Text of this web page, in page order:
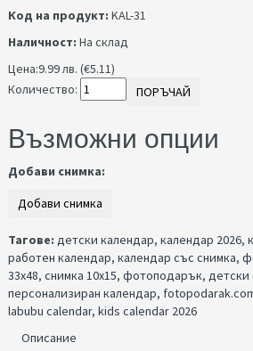
Код на продукт: KAL-31
Наличност: На склад
Цена:9.99 лв. (€5.11)
Количество:
ПОРЪЧАЙ
Възможни опции
Добави снимка:
Тагове: детски календар, календар 2026,
работен календар, календар със снимка,
33x48, снимка 10x15, фотоподарък,
персонализиран календар,
labubu calendar, kids calendar 2026
Описание